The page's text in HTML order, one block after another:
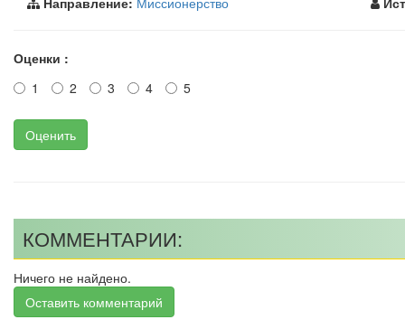
Оценки :
1
2 3 4 5
Оценить
КОММЕНТАРИИ:
Ничего не найдено.
Оставить комментарий